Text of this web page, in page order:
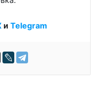
и Telegram